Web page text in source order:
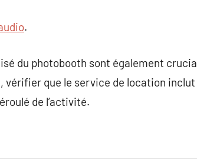
.
du photobooth sont également
vérifier que le service de location
de l’activité.